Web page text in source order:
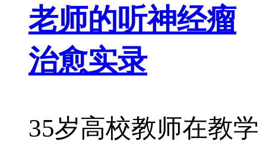
老师的听神经瘤
治愈实录
35岁高校教师在教学